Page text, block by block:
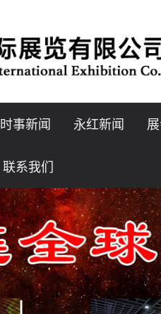
时事新闻 永红新闻
联系我们